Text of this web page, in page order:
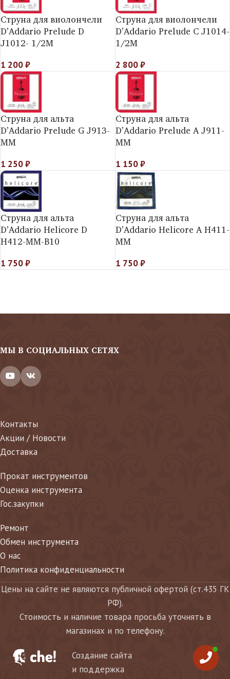
Струна для виолончели
D’Addario Prelude D
J1012- 1/2M
1 200₽
Струна для виолончели
D’Addario Prelude C J1014-
1/2M
2 800₽
Струна для альта
D’Addario Prelude G J913-
MM
1 250₽
Струна для альта
D’Addario Prelude A J911-
MM
1 150₽
Струна для альта
D’Addario Helicorе D
H412-MM-B10
1 750₽
Струна для альта
D’Addario Helicorе A H411-
MM
1 750₽
МЫ В СОЦИАЛЬНЫХ СЕТЯХ
Контакты
Акции / Новости
Доставка
Прокат инструментов
Оценка инструмента
Гос.закупки
Ремонт
Обмен инструмента
О нас
Политика конфиденциальности
Цены на сайте не являются публичной офертой (ст.435 ГК
РФ).
Стоимость и наличие товара просьба уточнять в
магазинах и по телефону.
Создание сайта
и поддержка